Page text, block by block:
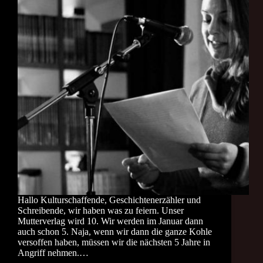
Hallo Kulturschaffende, Geschichtenerzähler und
Schreibende, wir haben was zu feiern. Unser
Mutterverlag wird 10. Wir werden im Januar dann
auch schon 5. Naja, wenn wir dann die ganze Kohle
versoffen haben, müssen wir die nächsten 5 Jahre in
Angriff nehmen.…